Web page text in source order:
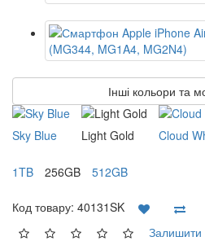
Інші кольори та
Sky Blue Light Gold Cloud
1TB 256GB 512GB
Код товару: 40131SK
Залишити